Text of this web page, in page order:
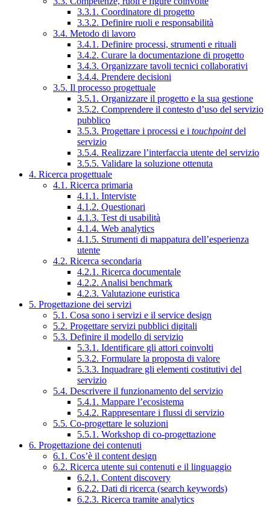
3.3.1. Coordinatore di progetto
3.3.2. Definire ruoli e responsabilità
3.4. Metodo di lavoro
3.4.1. Definire processi, strumenti e rituali
3.4.2. Curare la documentazione di progetto
3.4.3. Organizzare tavoli tecnici collaborativi
3.4.4. Prendere decisioni
3.5. Il processo progettuale
3.5.1. Organizzare il progetto e la sua gestione
3.5.2. Comprendere il contesto d’uso del servizio
pubblico
3.5.3. Progettare i processi e i touchpointdel
servizio
3.5.4. Realizzare l’interfaccia utente del servizio
3.5.5. Validare la soluzione ottenuta
4. Ricerca progettuale
4.1. Ricerca primaria
4.1.1. Interviste
4.1.2. Questionari
4.1.3. Test di usabilità
4.1.4. Web analytics
4.1.5. Strumenti di mappatura dell’esperienza
utente
4.2. Ricerca secondaria
4.2.1. Ricerca documentale
4.2.2. Analisi benchmark
4.2.3. Valutazione euristica
5. Progettazione dei servizi
5.1. Cosa sono i servizi e il service design
5.2. Progettare servizi pubblici digitali
5.3. Definire il modello di servizio
5.3.1. Identificare gli attori coinvolti
5.3.2. Formulare la proposta di valore
5.3.3. Inquadrare gli elementi costitutivi del
servizio
5.4. Descrivere il funzionamento del servizio
5.4.1. Mappare l’ecosistema
5.4.2. Rappresentare i flussi di servizio
5.5. Co-progettare le soluzioni
5.5.1. Workshop di co-progettazione
6. Progettazione dei contenuti
6.1. Cos’è il content design
6.2. Ricerca utente sui contenuti e il linguaggio
6.2.1. Content discovery
6.2.2. Dati di ricerca (search keywords)
6.2.3. Ricerca tramite analytics